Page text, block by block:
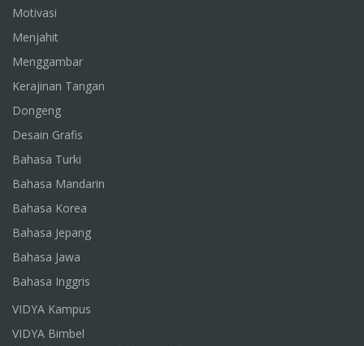
Motivasi
Menjahit
Menggambar
Kerajinan Tangan
Dongeng
Desain Grafis
Bahasa Turki
Bahasa Mandarin
Bahasa Korea
Bahasa Jepang
Bahasa Jawa
Bahasa Inggris
VIDYA Kampus
VIDYA Bimbel